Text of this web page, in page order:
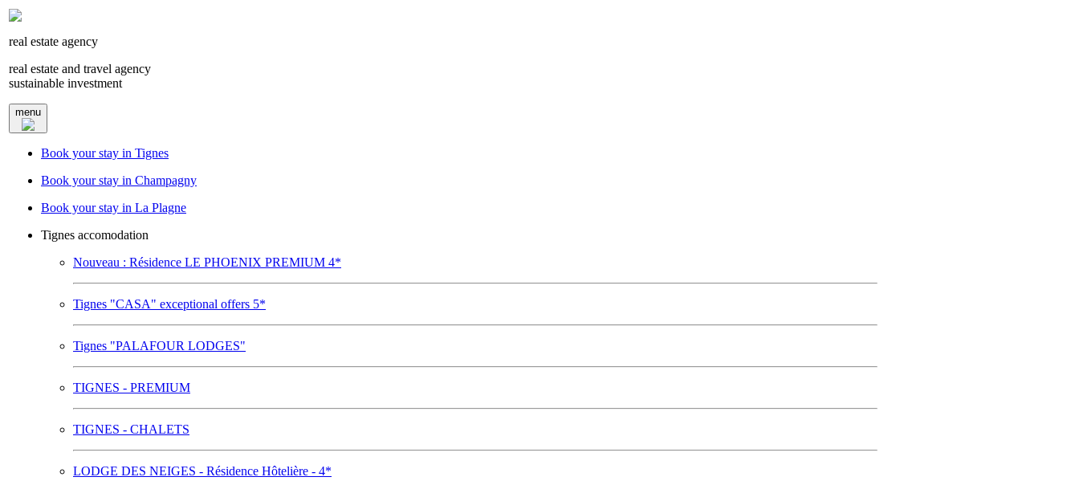
real estate agency
real estate and travel agency
sustainable investment
menu
Book your stay in Tignes
Book your stay in Champagny
Book your stay in La Plagne
Tignes accomodation
Nouveau : Résidence LE PHOENIX PREMIUM 4*
Tignes "CASA" exceptional offers 5*
Tignes "PALAFOUR LODGES"
TIGNES - PREMIUM
TIGNES - CHALETS
LODGE DES NEIGES - Résidence Hôtelière - 4*